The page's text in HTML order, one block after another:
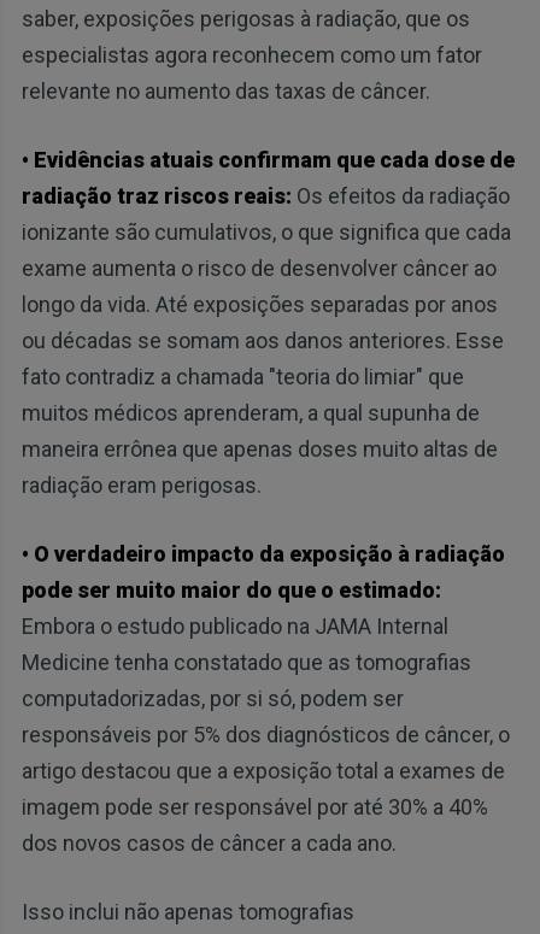
saber, exposições perigosas à radiação, que os
especialistas agora reconhecem como um fator
relevante no aumento das taxas de câncer.
• Evidências atuais confirmam que cada dose de
radiação traz riscos reais: Os efeitos da radiação
ionizante são cumulativos, o que significa que cada
exame aumenta o risco de desenvolver câncer ao
longo da vida. Até exposições separadas por anos
ou décadas se somam aos danos anteriores. Esse
fato contradiz a chamada "teoria do limiar" que
muitos médicos aprenderam, a qual supunha de
maneira errônea que apenas doses muito altas de
radiação eram perigosas.
• O verdadeiro impacto da exposição à radiação
pode ser muito maior do que o estimado:
Embora o estudo publicado na JAMA Internal
Medicine tenha constatado que as tomografias
computadorizadas, por si só, podem ser
responsáveis por 5% dos diagnósticos de câncer, o
artigo destacou que a exposição total a exames de
imagem pode ser responsável por até 30% a 40%
dos novos casos de câncer a cada ano.
Isso inclui não apenas tomografias